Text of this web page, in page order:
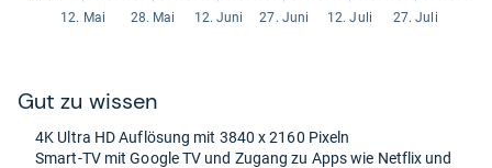
Gut zu wis­sen
4K Ultra HD Auf­lö­sung mit 3840 x 2160 Pixeln
Smart-​TV mit Goo­gle TV und Zugang zu Apps wie Net­flix und